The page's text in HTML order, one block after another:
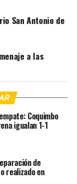
San Antonio de
a las
Coquimbo
igualan 1-1
de
realizado en